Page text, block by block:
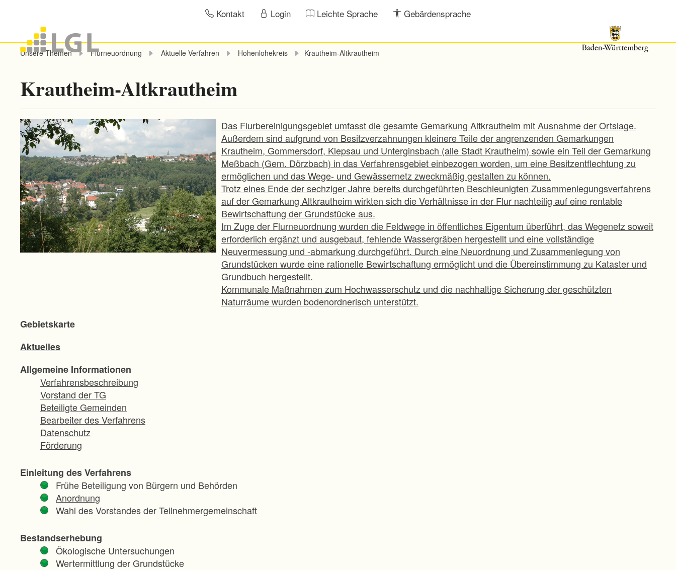
Kontakt Login Leichte Sprache Gebärdensprache
Unsere Themen Flurneuordnung Aktuelle Verfahren Hohenlohekreis Krautheim-Altkrautheim
Krautheim-Altkrautheim
Das Flurbereinigungsgebiet umfasst die gesamte Gemarkung Altkrautheim mit Ausnahme der Ortslage.
Außerdem sind aufgrund von Besitzverzahnungen kleinere Teile der angrenzenden Gemarkungen
Krautheim, Gommersdorf, Klepsau und Unterginsbach (alle Stadt Krautheim) sowie ein Teil der Gemarkung
Meßbach (Gem. Dörzbach) in das Verfahrensgebiet einbezogen worden, um eine Besitzentflechtung zu
ermöglichen und das Wege- und Gewässernetz zweckmäßig gestalten zu können.
Trotz eines Ende der sechziger Jahre bereits durchgeführten Beschleunigten Zusammenlegungsverfahrens
auf der Gemarkung Altkrautheim wirkten sich die Verhältnisse in der Flur nachteilig auf eine rentable
Bewirtschaftung der Grundstücke aus.
Im Zuge der Flurneuordnung wurden die Feldwege in öffentliches Eigentum überführt, das Wegenetz soweit
erforderlich ergänzt und ausgebaut, fehlende Wassergräben hergestellt und eine vollständige
Neuvermessung und -abmarkung durchgeführt. Durch eine Neuordnung und Zusammenlegung von
Grundstücken wurde eine rationelle Bewirtschaftung ermöglicht und die Übereinstimmung zu Kataster und
Grundbuch hergestellt.
Kommunale Maßnahmen zum Hochwasserschutz und die nachhaltige Sicherung der geschützten
Naturräume wurden bodenordnerisch unterstützt.
Gebietskarte
Aktuelles
Allgemeine Informationen
Verfahrensbeschreibung
Vorstand der TG
Beteiligte Gemeinden
Bearbeiter des Verfahrens
Datenschutz
Förderung
Einleitung des Verfahrens
Frühe Beteiligung von Bürgern und Behörden
Anordnung
Wahl des Vorstandes der Teilnehmergemeinschaft
Bestandserhebung
Ökologische Untersuchungen
Wertermittlung der Grundstücke